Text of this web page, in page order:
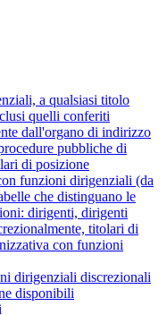
a qualsiasi titolo
quelli conferiti
dall'organo di indirizzo
pubbliche di
di posizione
funzioni dirigenziali (da
che distinguano le
dirigenti, dirigenti
titolari di
con funzioni
dirigenziali discrezionali
disponibili